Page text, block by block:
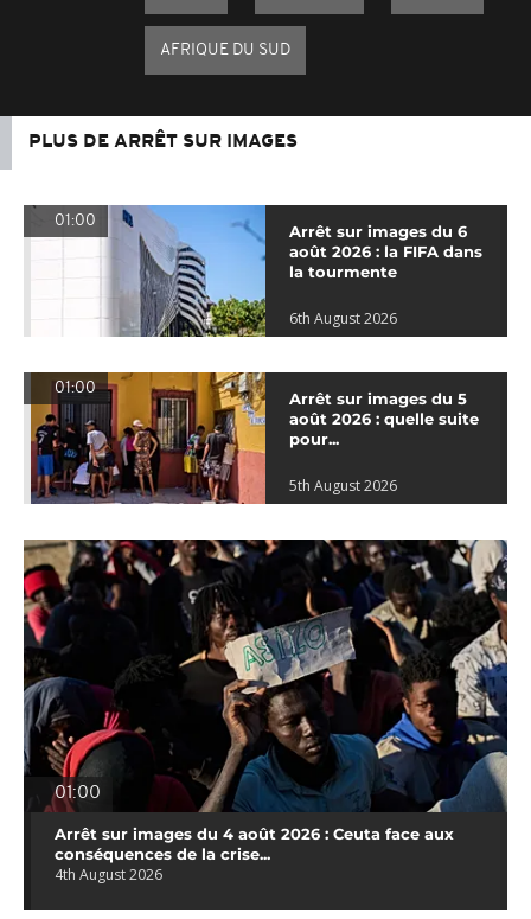
AFRIQUE DU SUD
PLUS DE ARRÊT SUR IMAGES
01:00
Arrêt sur images du 6
août 2026 : la FIFA dans
la tourmente
6th August 2026
01:00
Arrêt sur images du 5
août 2026 : quelle suite
pour...
5th August 2026
01:00
Arrêt sur images du 4 août 2026 : Ceuta face aux
conséquences de la crise...
4th August 2026